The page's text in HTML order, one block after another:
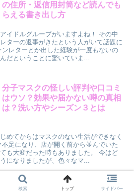
の住所・返信用封筒など読んでも
らえる書き出し方
イドルグループがいますよね！ その中
ターの返事がきたという人がいて話題に
レターとか出した経験が一度もないの
だということに驚いていま...
分子マスクの怪しい評判や口コミ
はウソ？効果や届かない噂の真相
は？洗い方やシーズン３とは
めてからはマスクのない生活ができなく
足になり、店が開く前から並んでいた
も大変だった時もありました。 今はど
になりましたが、色々なマ...
猫がチョコレートを食べたら死
検索 トップ サイドバー